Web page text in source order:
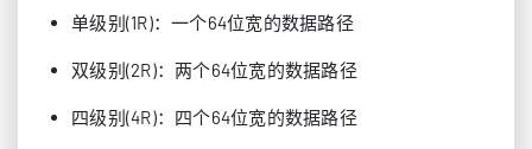
单级别(1R)：一个64位宽的数据路径
双级别(2R)：两个64位宽的数据路径
四级别(4R)：四个64位宽的数据路径